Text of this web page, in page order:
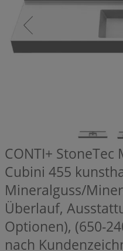
CONTI+ StoneTec
Cubini 455
Mineralguss/
Überlauf,
Optionen), (650-
nach